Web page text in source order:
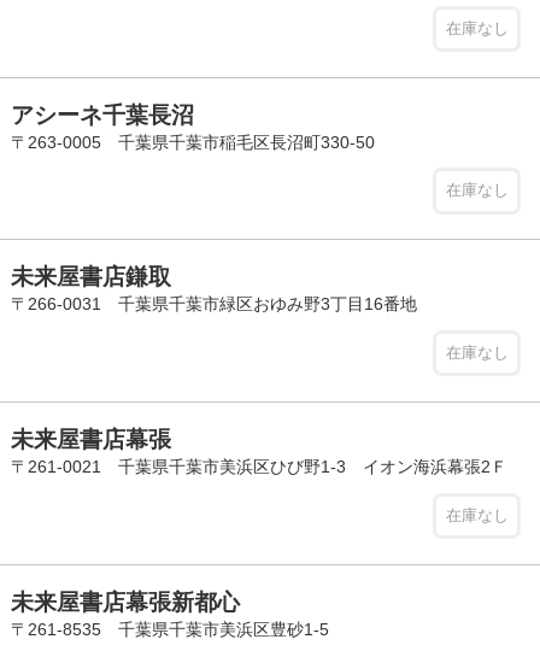
在庫なし
アシーネ千葉長沼
〒263-0005 千葉県千葉市稲毛区長沼町330-50
在庫なし
未来屋書店鎌取
〒266-0031 千葉県千葉市緑区おゆみ野3丁目16番地
在庫なし
未来屋書店幕張
〒261-0021 千葉県千葉市美浜区ひび野1-3 イオン海浜幕張2Ｆ
在庫なし
未来屋書店幕張新都心
〒261-8535 千葉県千葉市美浜区豊砂1-5